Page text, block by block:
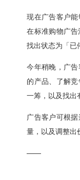
现在广告客户
在标准购物广
找出状态为「已
今年稍晚，广
的产品、了解
一筹，以及找出
广告客户可根
量，以及调整出
——